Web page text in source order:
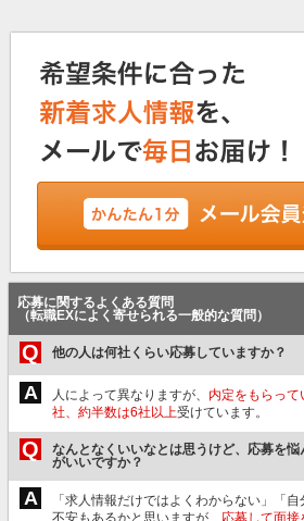
応募に関するよくある質問
（転職EXによく寄せられる一般的な質問）
Q 他の人は何社くらい応募していますか？
A 人によって異なりますが、 内定をもらっ
社、約半数は6社以上受けています。
Q
なんとなくいいなとは思うけど、応募を
がいいですか？
A
「求人情報だけではよくわからない」「
不安もあるかと思いますが、 応募して面接